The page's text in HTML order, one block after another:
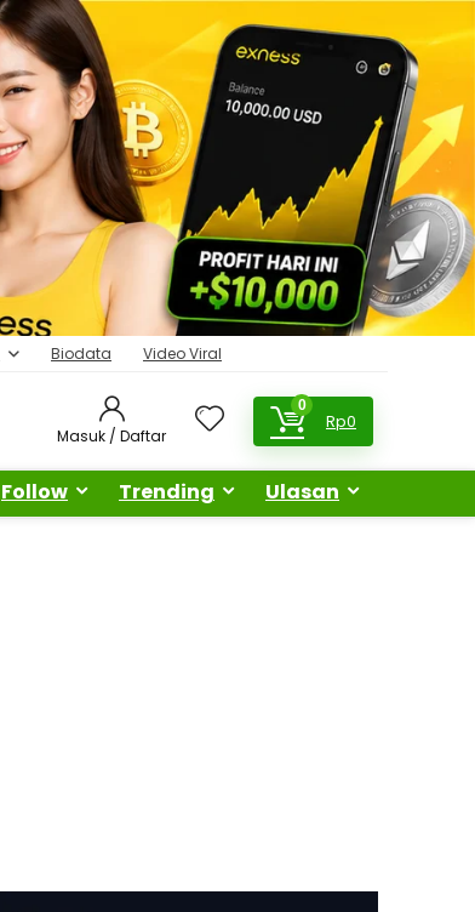
Biodata Video Viral
Masuk / Daftar
0
Rp0
Follow Trending Ulasan